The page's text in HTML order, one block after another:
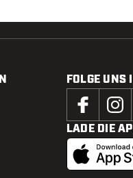
FOLGE UNS
LADE DIE